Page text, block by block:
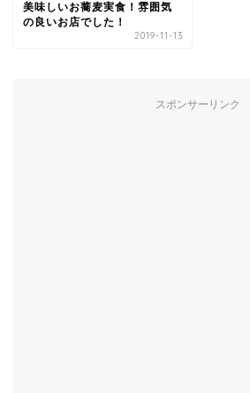
美味しいお蕎麦実食！雰囲気
の良いお店でした！
2019-11-13
スポンサーリンク